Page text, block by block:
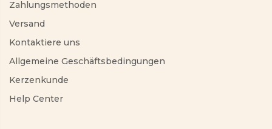
Zahlungsmethoden
Versand
Kontaktiere uns
Allgemeine Geschäftsbedingungen
Kerzenkunde
Help Center